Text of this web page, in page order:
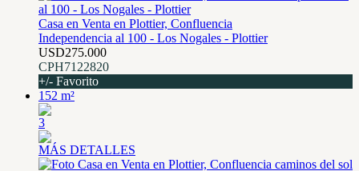
Casa en Venta en Plottier, Confluencia
Independencia al 100 - Los Nogales - Plottier
USD275.000
CPH7122820
+/- Favorito
152 m²
3
MÁS DETALLES